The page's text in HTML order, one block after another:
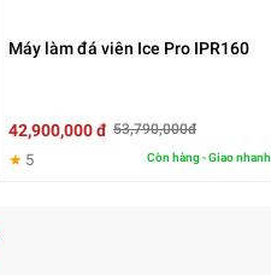
Máy làm đá viên Ice Pro IPR160
42,900,000 đ 53,790,000đ
★ 5 Còn hàng - Giao nhanh